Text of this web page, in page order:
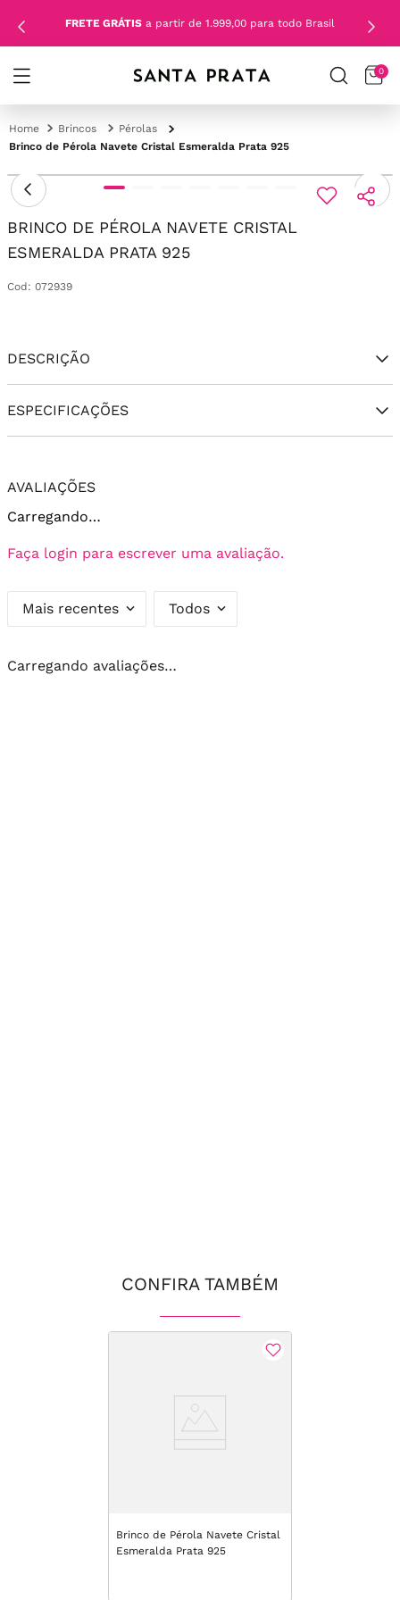
FRETE GRÁTIS a partir de 1.999,00 para todo Brasil
0
Brincos
Pérolas
Brinco de Pérola Navete Cristal Esmeralda Prata 925
BRINCO DE PÉROLA NAVETE CRISTAL
ESMERALDA PRATA 925
Cod : 072939
DESCRIÇÃO
ESPECIFICAÇÕES
AVALIAÇÕES
Carregando…
Faça login para escrever uma avaliação.
Mais recentes Todos
Carregando avaliações…
CONFIRA TAMBÉM
Brinco de Pérola Navete Cristal
Esmeralda Prata 925